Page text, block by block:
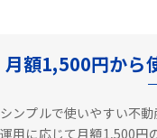
月額1,500円から
シンプルで使いやすい不動
運用に応じて月額1,500円